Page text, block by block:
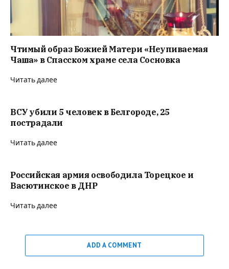
Чтимый образ Божией Матери «Неупиваемая
Чаша» в Спасском храме села Сосновка
Читать далее
ВСУ убили 5 человек в Белгороде, 25
пострадали
Читать далее
Российская армия освободила Торецкое и
Васютинское в ДНР
Читать далее
ADD A COMMENT